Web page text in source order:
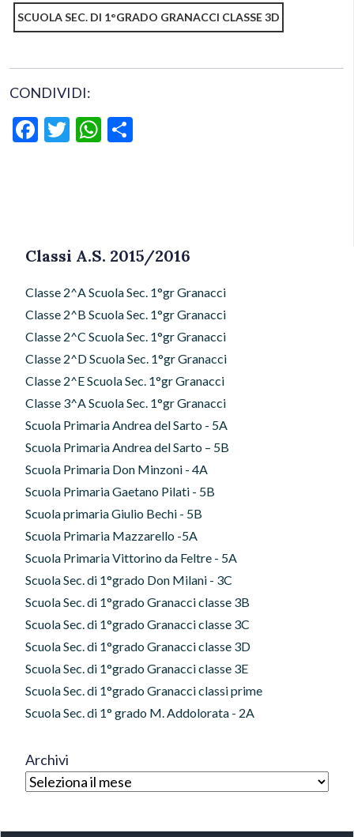
SCUOLA SEC. DI 1°GRADO GRANACCI CLASSE 3D
CONDIVIDI:
Facebook
TwitterWhatsApp
Classi A.S. 2015/2016
Classe 2^A Scuola Sec. 1°gr Granacci
Classe 2^B Scuola Sec. 1°gr Granacci
Classe 2^C Scuola Sec. 1°gr Granacci
Classe 2^D Scuola Sec. 1°gr Granacci
Classe 2^E Scuola Sec. 1°gr Granacci
Classe 3^A Scuola Sec. 1°gr Granacci
Scuola Primaria Andrea del Sarto - 5A
Scuola Primaria Andrea del Sarto – 5B
Scuola Primaria Don Minzoni - 4A
Scuola Primaria Gaetano Pilati - 5B
Scuola primaria Giulio Bechi - 5B
Scuola Primaria Mazzarello -5A
Scuola Primaria Vittorino da Feltre - 5A
Scuola Sec. di 1°grado Don Milani - 3C
Scuola Sec. di 1°grado Granacci classe 3B
Scuola Sec. di 1°grado Granacci classe 3C
Scuola Sec. di 1°grado Granacci classe 3D
Scuola Sec. di 1°grado Granacci classe 3E
Scuola Sec. di 1°grado Granacci classi prime
Scuola Sec. di 1° grado M. Addolorata - 2A
Archivi